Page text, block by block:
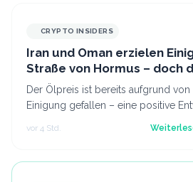
CRYPTO INSIDERS
Iran und Oman erzielen
Straße von Hormus – doch
sich quer
Der Ölpreis ist bereits aufgrund
Einigung gefallen – eine positive
vor 4 Std.